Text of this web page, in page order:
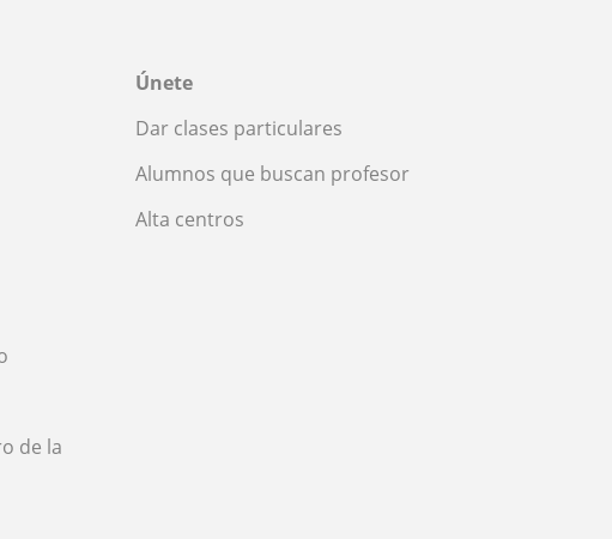
de la
Únete
Dar clases particulares
Alumnos que buscan profesor
Alta centros